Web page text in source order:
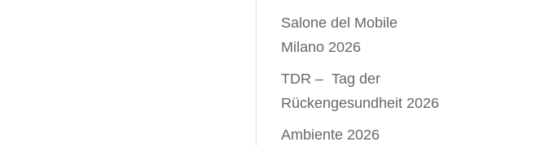
Salone del Mobile
Milano 2026
TDR – Tag der
Rückengesundheit 2026
Ambiente 2026